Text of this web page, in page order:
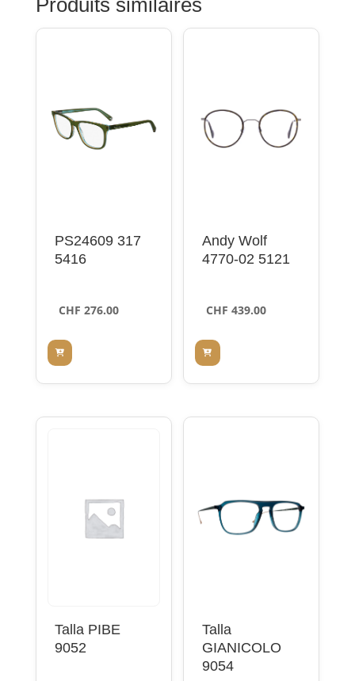
PS24609 317
5416
CHF 276.00
Andy Wolf
4770-02 5121
CHF 439.00
Talla PIBE
9052
Talla
GIANICOLO
9054